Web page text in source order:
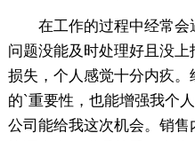
在工作的过程中经常会
问题没能及时处理好且没
损失，个人感觉十分内疚
的`重要性，也能增强我个
公司能给我这次机会。销售